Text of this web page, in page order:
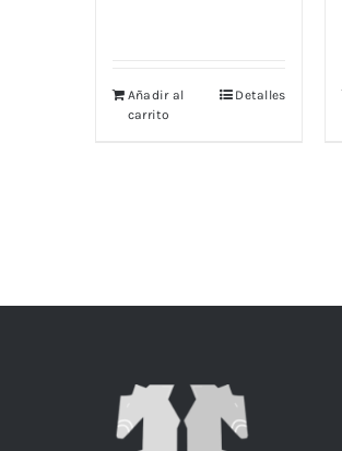
Añadir al
carrito
Detalles